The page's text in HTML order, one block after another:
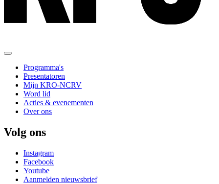
Programma's
Presentatoren
Mijn KRO-NCRV
Word lid
Acties & evenementen
Over ons
Volg ons
Instagram
Facebook
Youtube
Aanmelden nieuwsbrief